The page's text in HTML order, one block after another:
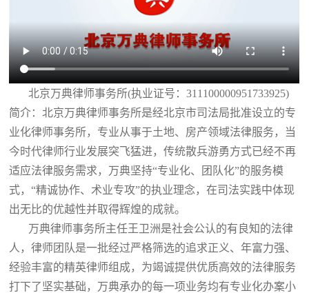
北京万典律师事务所(执业证号：311100000951733925)
简介：北京万典律师事务所是经北京市司法局批准设立的专
业化律师事务所，专业从事于土地、房产领域法律服务，当
今时代律师行业发展突飞猛进，传统散兵游勇方式已经不再
适应法律服务需求，万典坚持“专业化、团队化”的服务模
式，“精诚协作、术业专攻”的执业理念，在司法实践中体现
出无比的优越性并取得辉煌的成就。
万典律师事务所主任王卫洲是社会公认的有良知的法律
人，律师团队是一批经过严格筛选的追求正义、年富力强、
经验丰富的精英律师组成，为竭诚提供优质高效的法律服务
打下了坚实基础，万典承办的每一项业务均有专业化办案小